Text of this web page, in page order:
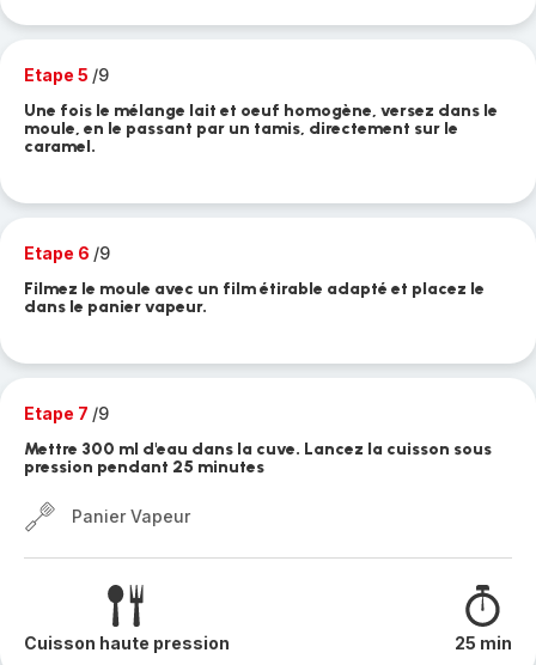
Etape 5 /9
Une fois le mélange lait et oeuf homogène, versez dans le
moule, en le passant par un tamis, directement sur le
caramel.
Etape 6 /9
Filmez le moule avec un film étirable adapté et placez le
dans le panier vapeur.
Etape 7 /9
Mettre 300 ml d'eau dans la cuve. Lancez la cuisson sous
pression pendant 25 minutes
Panier Vapeur
Cuisson haute pression 25 min